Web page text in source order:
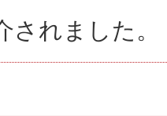
れました。